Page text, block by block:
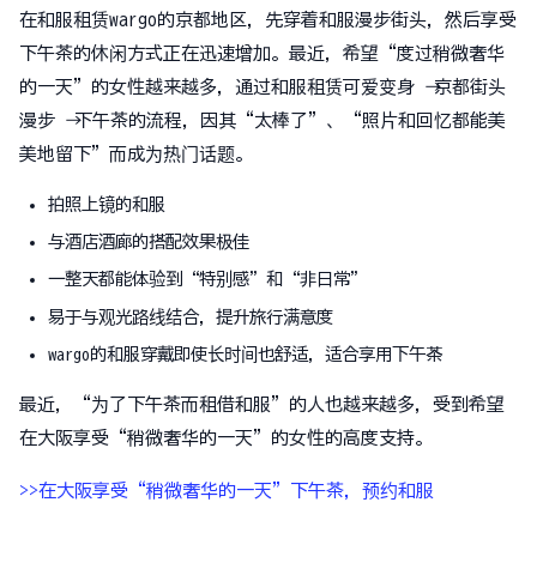
在和服租赁wargo的京都地区，先穿着和服漫步街头，然后享受
下午茶的休闲方式正在迅速增加。最近，希望“度过稍微奢华
的一天”的女性越来越多，通过和服租赁可爱变身 → 京都街头
漫步 → 下午茶的流程，因其“太棒了”、“照片和回忆都能美
美地留下”而成为热门话题。
拍照上镜的和服
与酒店酒廊的搭配效果极佳
一整天都能体验到“特别感”和“非日常”
易于与观光路线结合，提升旅行满意度
wargo的和服穿戴即使长时间也舒适，适合享用下午茶
最近，“为了下午茶而租借和服”的人也越来越多，受到希望
在大阪享受“稍微奢华的一天”的女性的高度支持。
>>在大阪享受“稍微奢华的一天”下午茶，预约和服